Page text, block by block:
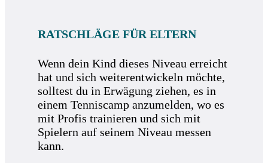
RATSCHLÄGE FÜR ELTERN
Wenn dein Kind dieses Niveau erreicht
hat und sich weiterentwickeln möchte,
solltest du in Erwägung ziehen, es in
einem Tenniscamp anzumelden, wo es
mit Profis trainieren und sich mit
Spielern auf seinem Niveau messen
kann.